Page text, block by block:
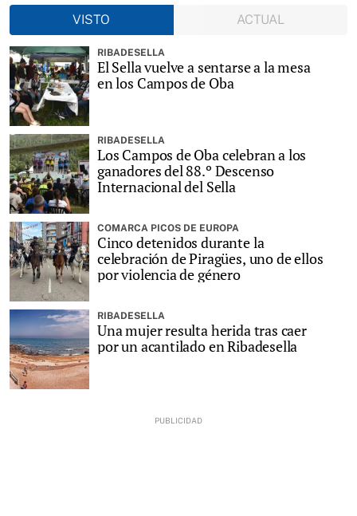
VISTO
ACTUAL
RIBADESELLA
El Sella vuelve a sentarse a la mesa
en los Campos de Oba
RIBADESELLA
Los Campos de Oba celebran a los
ganadores del 88.º Descenso
Internacional del Sella
COMARCA PICOS DE EUROPA
Cinco detenidos durante la
celebración de Piragües, uno de ellos
por violencia de género
RIBADESELLA
Una mujer resulta herida tras caer
por un acantilado en Ribadesella